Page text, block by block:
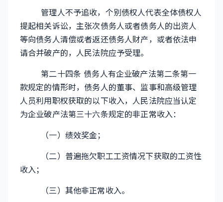
管理人不予追收，个别债权人代表全体债权人
提起相关诉讼，主张次债务人或者债务人的出资人
等向债务人清偿或者返还债务人财产，或者依法申
请合并破产的，人民法院应予受理。
第二十四条 债务人有企业破产法第二条第一
款规定的情形时，债务人的董事、监事和高级管理
人员利用职权获取的以下收入，人民法院应当认定
为企业破产法第三十六条规定的非正常收入：
（一）绩效奖金；
（二）普遍拖欠职工工资情况下获取的工资性
收入；
（三）其他非正常收入。